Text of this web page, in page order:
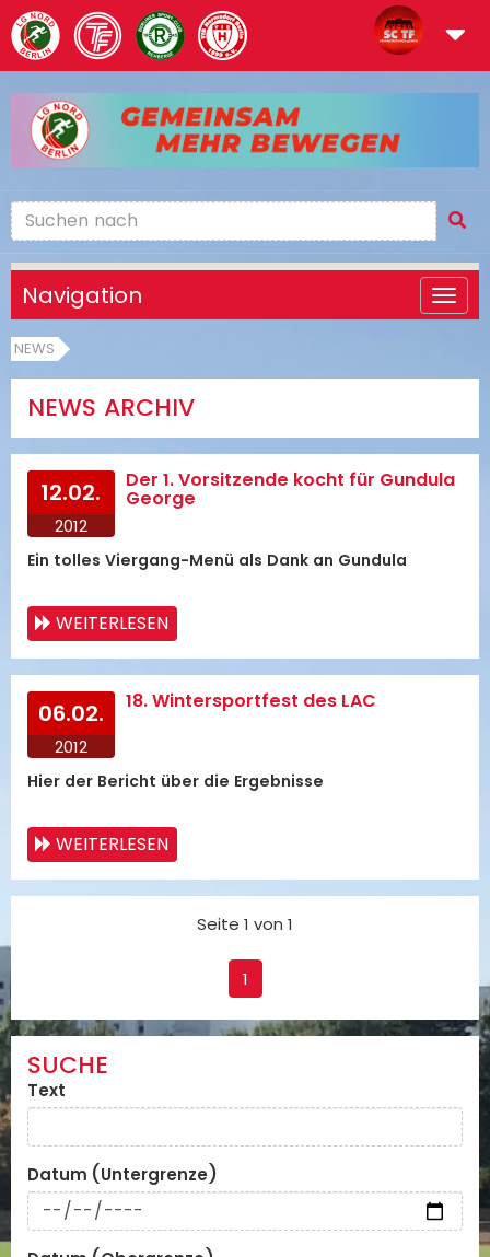
Navigation
NEWS
NEWS ARCHIV
12.02.
2012
Der 1. Vorsitzende kocht für Gundula
George
Ein tolles Viergang-Menü als Dank an Gundula
WEITERLESEN
06.02.
2012
18. Wintersportfest des LAC
Hier der Bericht über die Ergebnisse
WEITERLESEN
Seite 1 von 1
1
SUCHE
Text
Datum (Untergrenze)